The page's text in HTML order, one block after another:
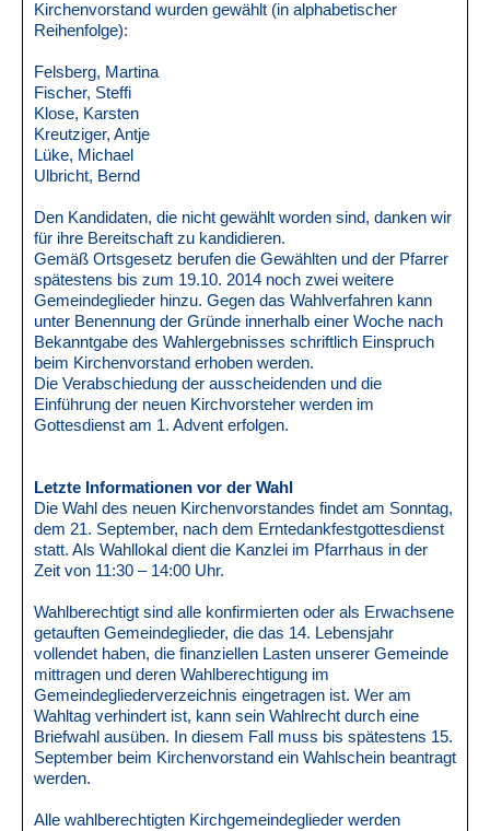
Kirchenvorstand wurden gewählt (in alphabetischer
Reihenfolge):
Felsberg, Martina
Fischer, Steffi
Klose, Karsten
Kreutziger, Antje
Lüke, Michael
Ulbricht, Bernd
Den Kandidaten, die nicht gewählt worden sind, danken wir
für ihre Bereitschaft zu kandidieren.
Gemäß Ortsgesetz berufen die Gewählten und der Pfarrer
spätestens bis zum 19.10. 2014 noch zwei weitere
Gemeindeglieder hinzu. Gegen das Wahlverfahren kann
unter Benennung der Gründe innerhalb einer Woche nach
Bekanntgabe des Wahlergebnisses schriftlich Einspruch
beim Kirchenvorstand erhoben werden.
Die Verabschiedung der ausscheidenden und die
Einführung der neuen Kirchvorsteher werden im
Gottesdienst am 1. Advent erfolgen.
Letzte Informationen vor der Wahl
Die Wahl des neuen Kirchenvorstandes findet am Sonntag,
dem 21. September, nach dem Erntedankfestgottesdienst
statt. Als Wahllokal dient die Kanzlei im Pfarrhaus in der
Zeit von 11:30 – 14:00 Uhr.
Wahlberechtigt sind alle konfirmierten oder als Erwachsene
getauften Gemeindeglieder, die das 14. Lebensjahr
vollendet haben, die finanziellen Lasten unserer Gemeinde
mittragen und deren Wahlberechtigung im
Gemeindegliederverzeichnis eingetragen ist. Wer am
Wahltag verhindert ist, kann sein Wahlrecht durch eine
Briefwahl ausüben. In diesem Fall muss bis spätestens 15.
September beim Kirchenvorstand ein Wahlschein beantragt
werden.
Alle wahlberechtigten Kirchgemeindeglieder werden